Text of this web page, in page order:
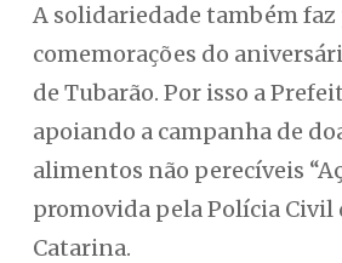
A solidariedade também faz
comemorações do
de Tubarão. Por isso a
apoiando a campanha de
alimentos não perecíveis
promovida pela Polícia Civil
Catarina.